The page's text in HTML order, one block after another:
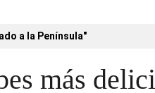
a la Península"
más